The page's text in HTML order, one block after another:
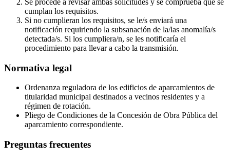
cumplan los requisitos.
Si no cumplieran los requisitos, se le/s enviará una
notificación requiriendo la subsanación de la/las anomalía/s
detectada/s. Si los cumpliera/n, se les notificaría el
procedimiento para llevar a cabo la transmisión.
Normativa legal
Ordenanza reguladora de los edificios de aparcamientos de
titularidad municipal destinados a vecinos residentes y a
régimen de rotación.
Pliego de Condiciones de la Concesión de Obra Pública del
aparcamiento correspondiente.
Preguntas frecuentes